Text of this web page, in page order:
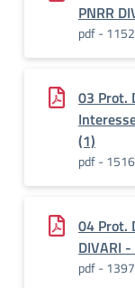
PNRR
pdf -
03 Prot.
(1)
pdf -
04 Prot.
DIVARI
pdf -